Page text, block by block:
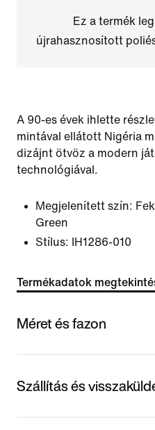
Ez a termék
újrahasznosított
A 90-es évek ihlette
mintával ellátott Nigéria
dizájnt ötvöz a modern
technológiával.
Megjelenített szín:
Green
Stílus:
IH1286-010
Termékadatok
Méret és fazon
Szállítás és